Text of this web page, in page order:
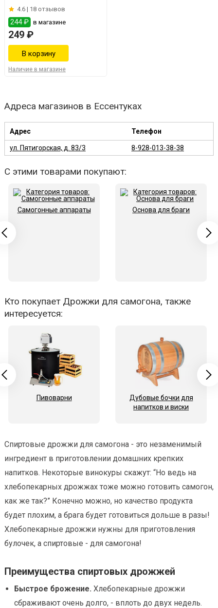
4.6 | 18 отзывов
244 ₽ в магазине
249 ₽
Наличие в магазине
Адреса магазинов в Ессентуках
Адрес Телефон
ул. Пятигорская, д. 83/3 8-928-013-38-38
С этими товарами покупают:
Самогонные аппараты Основа для браги
Кто покупает Дрожжи для самогона, также
интересуется:
Пивоварни
Дубовые бочки для
напитков и виски
Спиртовые дрожжи для самогона - это незаменимый
ингредиент в приготовлении домашних крепких
напитков. Некоторые винокуры скажут: “Но ведь на
хлебопекарных дрожжах тоже можно готовить самогон,
как же так?” Конечно можно, но качество продукта
будет плохим, а брага будет готовиться дольше в разы!
Хлебопекарные дрожжи нужны для приготовления
булочек, а спиртовые - для самогона!
Преимущества спиртовых дрожжей
Быстрое брожение. Хлебопекарные дрожжи
сбраживают очень долго, - вплоть до двух недель.